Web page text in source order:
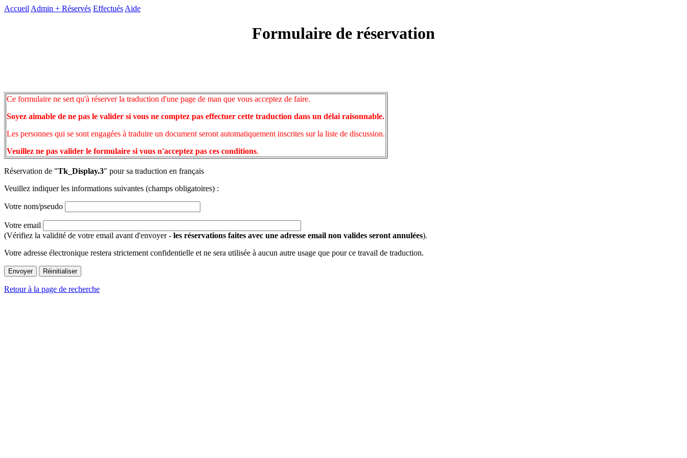
Accueil Admin + Réservés Effectués Aide
Formulaire de réservation
Ce formulaire ne sert qu'à réserver la traduction d'une page de man que vous acceptez de faire.
Soyez aimable de ne pas le valider si vous ne comptez pas effectuer cette traduction dans un délai raisonnable.
Les personnes qui se sont engagées à traduire un document seront automatiquement inscrites sur la liste de discussion.
Veuillez ne pas valider le formulaire si vous n'acceptez pas ces conditions.
Réservation de "Tk_Display.3" pour sa traduction en français
Veuillez indiquer les informations suivantes (champs obligatoires) :
Votre nom/pseudo
Votre email
(Vérifiez la validité de votre email avant d'envoyer - les réservations faites avec une adresse email non valides seront annulées).
Votre adresse électronique restera strictement confidentielle et ne sera utilisée à aucun autre usage que pour ce travail de traduction.
Retour à la page de recherche